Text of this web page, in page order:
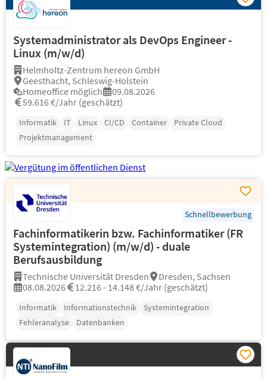
Systemadministrator als DevOps Engineer -
Linux (m/w/d)
Helmholtz-Zentrum hereon GmbH
Geesthacht, Schleswig-Holstein
Homeoffice möglich
09.08.2026
59.616 €/Jahr (geschätzt)
Informatik IT Linux CI/CD Container
Private Cloud
Projektmanagement
Schnellbewerbung
Fachinformatikerin bzw. Fachinformatiker (FR
Systemintegration) (m/w/d) - duale
Berufsausbildung
Technische Universität Dresden
Dresden, Sachsen
08.08.2026
12.216 - 14.148 €/Jahr (geschätzt)
Informatik Informationstechnik
Systemintegration
Fehleranalyse
Datenbanken